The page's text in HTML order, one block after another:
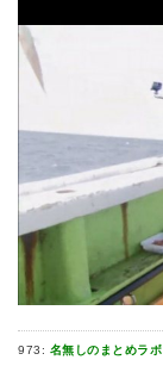
973: 名無しのまとめラボ